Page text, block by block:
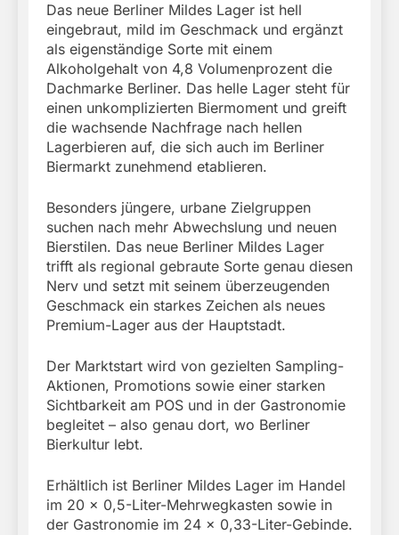
Das neue Berliner Mildes Lager ist hell
eingebraut, mild im Geschmack und ergänzt
als eigenständige Sorte mit einem
Alkoholgehalt von 4,8 Volumenprozent die
Dachmarke Berliner. Das helle Lager steht für
einen unkomplizierten Biermoment und greift
die wachsende Nachfrage nach hellen
Lagerbieren auf, die sich auch im Berliner
Biermarkt zunehmend etablieren.
Besonders jüngere, urbane Zielgruppen
suchen nach mehr Abwechslung und neuen
Bierstilen. Das neue Berliner Mildes Lager
trifft als regional gebraute Sorte genau diesen
Nerv und setzt mit seinem überzeugenden
Geschmack ein starkes Zeichen als neues
Premium-Lager aus der Hauptstadt.
Der Marktstart wird von gezielten Sampling-
Aktionen, Promotions sowie einer starken
Sichtbarkeit am POS und in der Gastronomie
begleitet – also genau dort, wo Berliner
Bierkultur lebt.
Erhältlich ist Berliner Mildes Lager im Handel
im 20 x 0,5-Liter-Mehrwegkasten sowie in
der Gastronomie im 24 x 0,33-Liter-Gebinde.